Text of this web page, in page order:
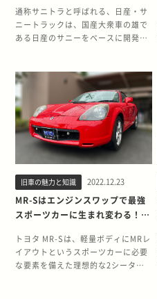
のGT40でも4.7L〜7.0Lだったこと
を考えると迫力十分のエンジンで
す。数字的な情報は不明なものの、
の力強さを感じさせてくれます。 ま
た、レーシングカーさながらのクロ
ス配管であるエキゾーストパイプを
採用している点も、GTD40がレプリ
カとして評価の高い理由の一つで
す。安価なレプリカでは排気管まで
作り込まれていないモデルも少なく
ありません。見えない部分ではあり
ますが、排気効率という車の性能そ
のものにかかわる部分だけに手を抜
かずに作り込まれています。 特徴的
は、オリジナルのGT40と同様の右
ハンドル右シフトという特徴的な仕
様を採用しています。当時のサーキ
れ、後期型が登場。タレ目で弱々し
いと言われていたヘッドライトを直
線基調のツリ目フェイスに変更した
Q’sの新車販売価格を10万円値下げ
しました。 しかし、直線基調のヘッ
ドライトともともとの丸みを帯びた
リアデザインの前後バランスが悪
く、かえってユーザーの不評を買っ
てしまいます。また、後のSUV人気
にも発展するRV車の台頭によって、
スペシャルティの人気が下がってい
たことも逆風となって思うように販
売台数は伸ばせませんでした。 その
後も特別仕様車を投入するなど精力
的に販売数の増加に取り組みます
にもかかわらず、8万5千台あまりの
販売でS14の生産は終了します。 大
型化による恩恵がS14を見直すきっ
メリカで高い人気を獲得します。全
世界で販売台数55万台という大ヒッ
トを記録しました。 S30型の成功受
のフルモデルチェンジを果たして登
場したのがS130型2代目フェアレデ
ィZです。デザインこそ初代をその
まま踏襲していましたが、実はシャ
ーシからすべてが一新されていまし
た。 全体にワイド化し、より力強く
安定感のある印象を与えるスタイリ
ングを手に入れます。さらに、全長
を伸長しキャビンの居住性を確保し
たことで、2 + 2モデルの後席の居住
性が大きく向上。リアサスペンショ
ンの刷新や四輪ディスクブレーキの
コンセプトを維持しつつも、GTカー
の性格が色濃くなりました。 販売台
数は42万台と初代には及ばなかった
1966年にマルチェロ・ガンディーニ
氏による架装が施され、新鋭ランボ
ルギーニ・ミウラ P400は、ついに
となったミウラの開発秘話を紹介し
ます。 フェラーリを超えるために生
み出された元祖スーパーカー ミウラ
の特徴といわれる3.9LのV型12気筒
エンジンは、1960年中盤に生産が始
まったFR車、ランボルギーニ350GT
／400GTに搭載されていました。し
かし「フェラーリを超える車をつく
りたい」と考えていた開発責任者の
ジャンパオロ・ダラーラは、4Lに迫
るこの大型エンジンをコックピット
後方に搭載する決断をします。 当時
はミッドシップレイアウトそのもの
が珍しく、3Lクラスのエンジンとな
ると、フェラーリ 250LMのみでし
通称サニトラと呼ばれる、日産・サ
ニートラックは、国産大衆車の雄で
ある日産のサニーをベースに開発さ
年以上も経った現在でも高い人気を
誇っています。 ノスタルジックなス
タイリングから「旧車カスタマイズ
の入門車に最適」と言われる2代目
サニトラの魅力を詳しくお伝えしま
す。 サニトラは37年も続いたロング
セラーモデル 2代目サニトラの販売
1994年）の実に37年間にも及びま
す。途中マイナーチェンジはあった
ものの、派生モデルが1世代だけで
これだけ長期間販売されたクルマは
あまり例がありません。 2代目への
モデルチェンジで、長く愛されるパ
ッケージングと高い走行性能を手に
旧車の魅力と知識 2022.12.23
MR-Sはエンジンスワップで最強
スポーツカーに生まれ変わる！
あわせて紹介
トヨタ MR-Sは、軽量ボディにMRレ
イアウトというスポーツカーに必要
な要素を備えた理想的な2シーター